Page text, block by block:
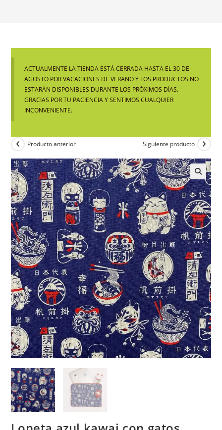
ACTUALMENTE LA TIENDA ESTÁ CERRADA HASTA EL 30 DE
AGOSTO POR VACACIONES DE VERANO Y LOS PRODUCTOS NO
ESTARÁN DISPONIBLES DURANTE LOS PRÓXIMOS DÍAS.
GRACIAS POR TU PACIENCIA Y SENTIMOS CUALQUIER
INCONVENIENTE.
Producto anterior Siguiente producto
🔍